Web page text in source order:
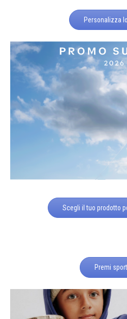
Personalizza
Scegli il tuo prodotto
Premi